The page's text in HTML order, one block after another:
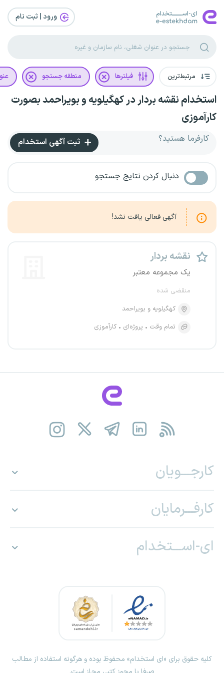
ورود | ثبت‌ نام
مرتبط‌ترین فیلترها منطقه جستجو
استخدام نقشه بردار در کهگیلویه و بویراحمد بصورت
کارآموزی
کارفرما هستید؟ ثبت آگهی استخدام
دنبال کردن نتایج جستجو
آگهی فعالی یافت نشد!
نقشه بردار
یک مجموعه معتبر
منقضی شده
کهگیلویه و بویراحمد
تمام وقت
پروژه‌ای کارآموزی
کارجـــویان
کارفـــرمایان
ای-اســـتخدام
کلیه حقوق برای «ای استخدام» محفوظ بوده و هرگونه استفاده از مطالب